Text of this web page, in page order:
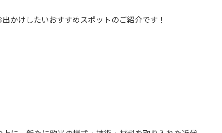
かけしたいおすすめスポットのご紹介です！